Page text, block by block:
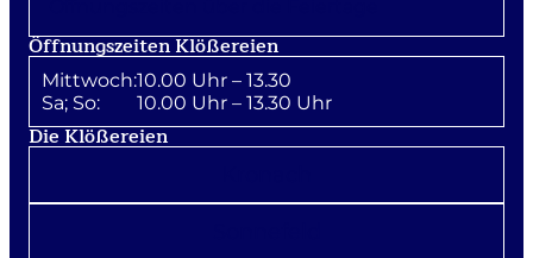
Öffnungszeiten Klößereien
Mittwoch:
Sa; So:
10.00 Uhr – 13.30
10.00 Uhr – 13.30 Uhr
Die Klößereien